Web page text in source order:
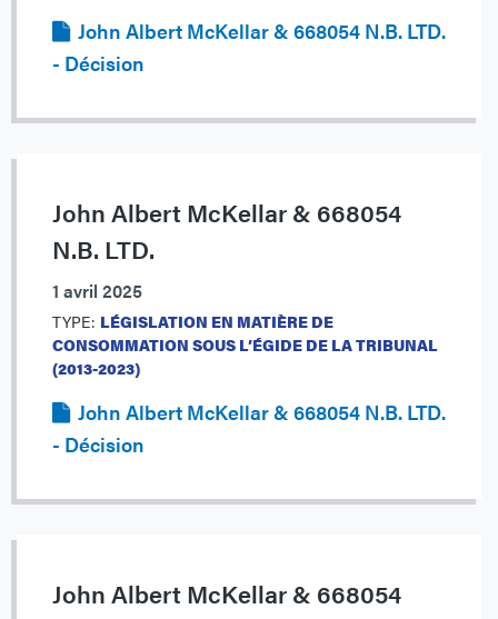
John Albert McKellar & 668054 N.B. LTD.
- Décision
John Albert McKellar & 668054
N.B. LTD.
1 avril 2025
TYPE: LÉGISLATION EN MATIÈRE DE
CONSOMMATION SOUS L’ÉGIDE DE LA TRIBUNAL
(2013-2023)
John Albert McKellar & 668054 N.B. LTD.
- Décision
John Albert McKellar & 668054